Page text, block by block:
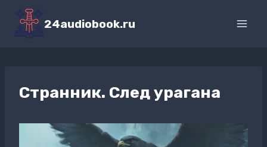
Перейти
содержимому
24audiobook.ru
Странник. След урагана